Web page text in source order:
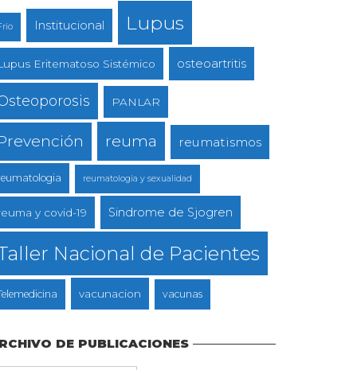
Institucional Lupus
Eritematoso Sistémico osteoartritis
PANLAR
reuma reumatismos
reumatologia y sexualidad
y covid-19 Sindrome de Sjogren
Nacional de Pacientes
vacunacion vacunas
DE PUBLICACIONES